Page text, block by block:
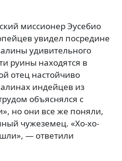
миссионер Эусебио
увидел посредине
удивительного
руины находятся в
отец настойчиво
индейцев из
объяснялся с
но они все же поняли,
чужеземец. «Хо-хо-
— ответили